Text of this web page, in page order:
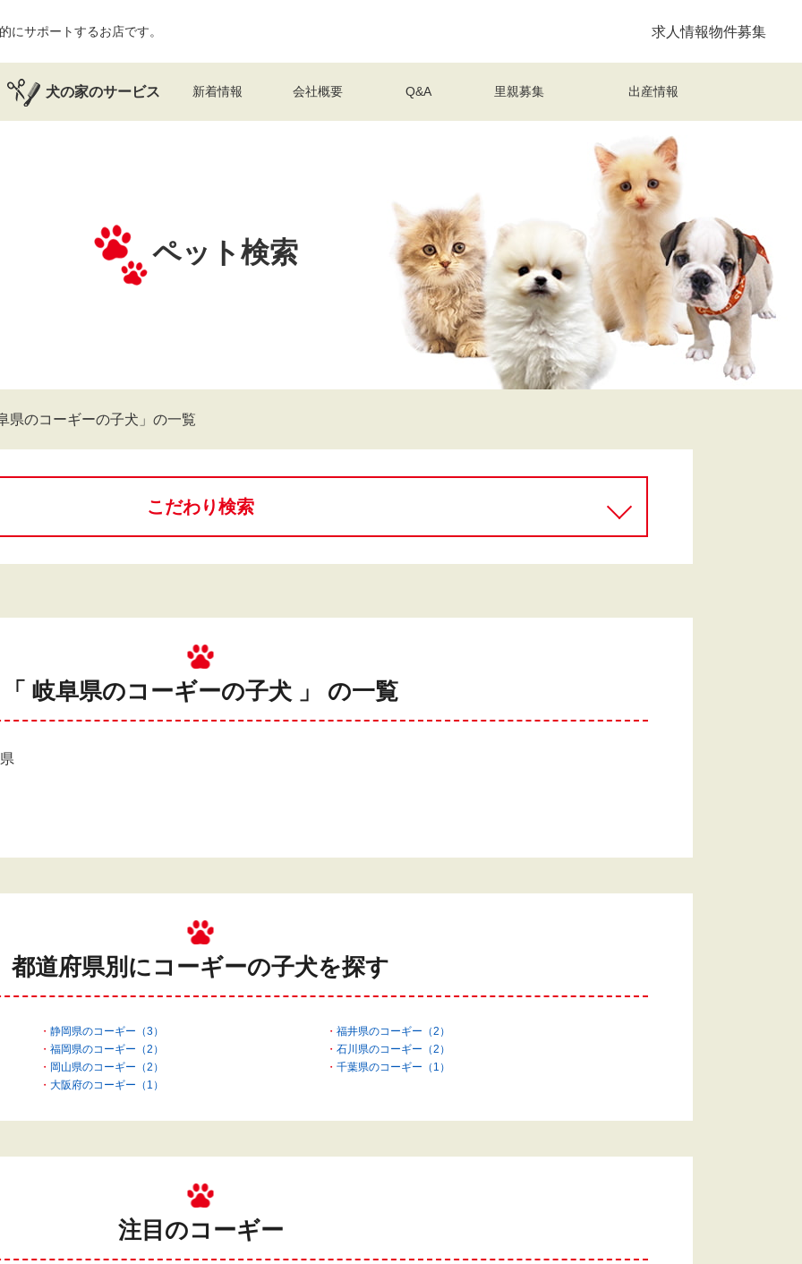
にサポートするお店です。 求人情報物件募集
犬の家のサービス 新着情報 会社概要 Q&A 里親募集 出産情報
ペット検索
県のコーギーの子犬」の一覧
こだわり検索
「 岐阜県のコーギーの子犬 」 の一覧
都道府県別にコーギーの子犬を探す
静岡県のコーギー（3）
福井県のコーギー（2）
福岡県のコーギー（2）
石川県のコーギー（2）
岡山県のコーギー（2）
千葉県のコーギー（1）
大阪府のコーギー（1）
注目のコーギー